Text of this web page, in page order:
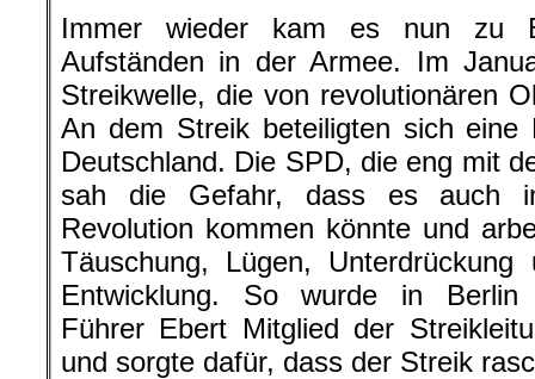
Immer wieder kam es nun zu
Aufständen in der Armee. Im
Streikwelle, die von revolutionären
An dem Streik beteiligten sich eine
Deutschland. Die SPD, die eng mit
sah die Gefahr, dass es auch
Revolution kommen könnte und
Täuschung, Lügen,
Entwicklung. So wurde in Berlin
Führer Ebert Mitglied der
und sorgte dafür, dass der Streik